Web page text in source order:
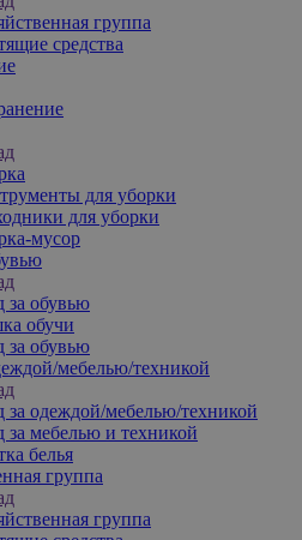
группа
средства
для уборки
для уборки
мусор
за обувью
обучи
за обувью
мебелью/техникой
за одеждой/мебелью/техникой
за мебелью и техникой
белья
группа
группа